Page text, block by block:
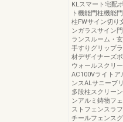
KLスマート宅配
ト機能門柱機能
柱FWサイン切り
ンガラスサイン
ランスルーム・
手すりグリップ
材デザイナーズ
ウォールスクリ
AC100Vライト
ンスALサニーブ
多段柱スクリー
ンアルミ鋳物フ
ストフェンスラ
チールフェンス